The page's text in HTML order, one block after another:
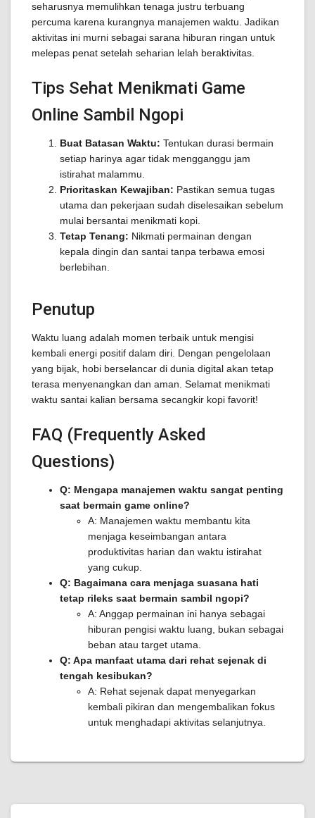
seharusnya memulihkan tenaga justru terbuang
percuma karena kurangnya manajemen waktu. Jadikan
aktivitas ini murni sebagai sarana hiburan ringan untuk
melepas penat setelah seharian lelah beraktivitas.
Tips Sehat Menikmati Game
Online Sambil Ngopi
Buat Batasan Waktu: Tentukan durasi bermain
setiap harinya agar tidak mengganggu jam
istirahat malammu.
Prioritaskan Kewajiban: Pastikan semua tugas
utama dan pekerjaan sudah diselesaikan sebelum
mulai bersantai menikmati kopi.
Tetap Tenang: Nikmati permainan dengan
kepala dingin dan santai tanpa terbawa emosi
berlebihan.
Penutup
Waktu luang adalah momen terbaik untuk mengisi
kembali energi positif dalam diri. Dengan pengelolaan
yang bijak, hobi berselancar di dunia digital akan tetap
terasa menyenangkan dan aman. Selamat menikmati
waktu santai kalian bersama secangkir kopi favorit!
FAQ (Frequently Asked
Questions)
Q: Mengapa manajemen waktu sangat penting
saat bermain game online?
A: Manajemen waktu membantu kita
menjaga keseimbangan antara
produktivitas harian dan waktu istirahat
yang cukup.
Q: Bagaimana cara menjaga suasana hati
tetap rileks saat bermain sambil ngopi?
A: Anggap permainan ini hanya sebagai
hiburan pengisi waktu luang, bukan sebagai
beban atau target utama.
Q: Apa manfaat utama dari rehat sejenak di
tengah kesibukan?
A: Rehat sejenak dapat menyegarkan
kembali pikiran dan mengembalikan fokus
untuk menghadapi aktivitas selanjutnya.